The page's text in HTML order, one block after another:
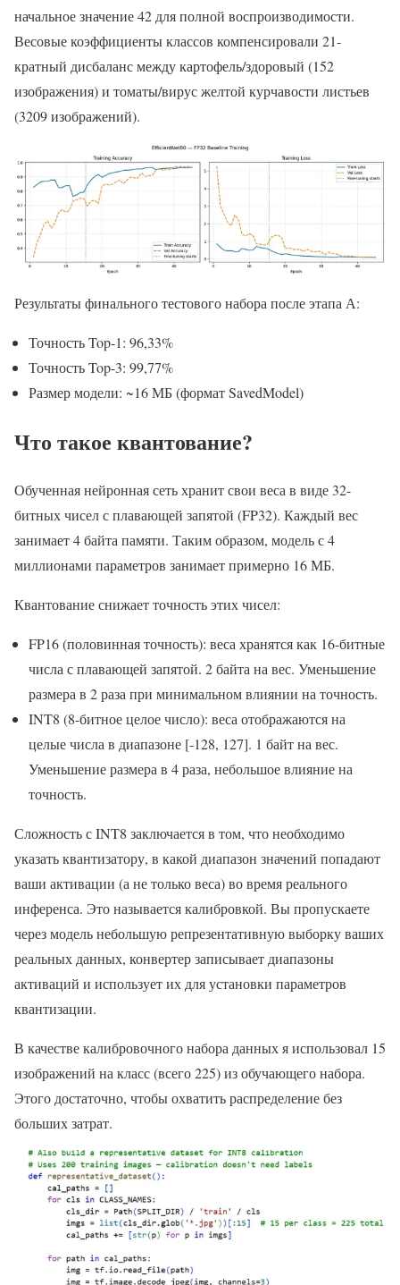
начальное значение 42 для полной воспроизводимости.
Весовые коэффициенты классов компенсировали 21-
кратный дисбаланс между картофель/здоровый (152
изображения) и томаты/вирус желтой курчавости листьев
(3209 изображений).
Результаты финального тестового набора после этапа А:
Точность Top-1: 96,33%
Точность Top-3: 99,77%
Размер модели: ~16 МБ (формат SavedModel)
Что такое квантование?
Обученная нейронная сеть хранит свои веса в виде 32-
битных чисел с плавающей запятой (FP32). Каждый вес
занимает 4 байта памяти. Таким образом, модель с 4
миллионами параметров занимает примерно 16 МБ.
Квантование снижает точность этих чисел:
FP16 (половинная точность): веса хранятся как 16-битные
числа с плавающей запятой. 2 байта на вес. Уменьшение
размера в 2 раза при минимальном влиянии на точность.
INT8 (8-битное целое число): веса отображаются на
целые числа в диапазоне [-128, 127]. 1 байт на вес.
Уменьшение размера в 4 раза, небольшое влияние на
точность.
Сложность с INT8 заключается в том, что необходимо
указать квантизатору, в какой диапазон значений попадают
ваши активации (а не только веса) во время реального
инференса. Это называется калибровкой. Вы пропускаете
через модель небольшую репрезентативную выборку ваших
реальных данных, конвертер записывает диапазоны
активаций и использует их для установки параметров
квантизации.
В качестве калибровочного набора данных я использовал 15
изображений на класс (всего 225) из обучающего набора.
Этого достаточно, чтобы охватить распределение без
больших затрат.